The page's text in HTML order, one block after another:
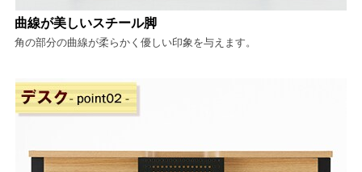
曲線が美しいスチール脚
角の部分の曲線が柔らかく優しい印象を与えます。